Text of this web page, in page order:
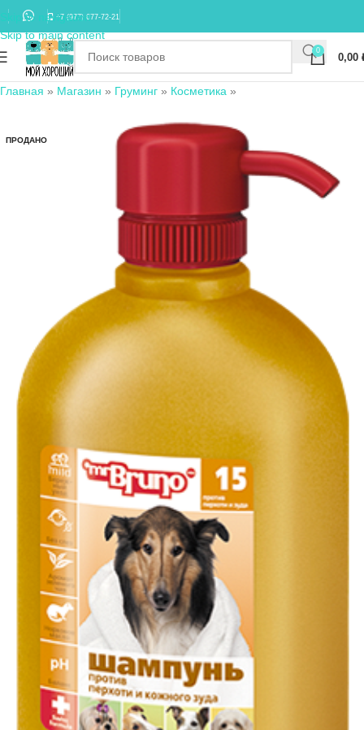
Skip to navigation
Skip to main content
+7 (977) 677-72-21
0
0,00
Главная » Магазин » Груминг » Косметика »
ПРОДАНО